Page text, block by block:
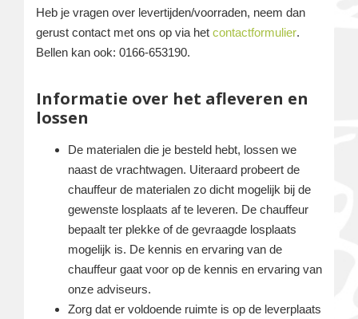
Heb je vragen over levertijden/voorraden, neem dan
gerust contact met ons op via het contactformulier.
Bellen kan ook: 0166-653190.
Informatie over het afleveren en
lossen
De materialen die je besteld hebt, lossen we
naast de vrachtwagen. Uiteraard probeert de
chauffeur de materialen zo dicht mogelijk bij de
gewenste losplaats af te leveren. De chauffeur
bepaalt ter plekke of de gevraagde losplaats
mogelijk is. De kennis en ervaring van de
chauffeur gaat voor op de kennis en ervaring van
onze adviseurs.
Zorg dat er voldoende ruimte is op de leverplaats